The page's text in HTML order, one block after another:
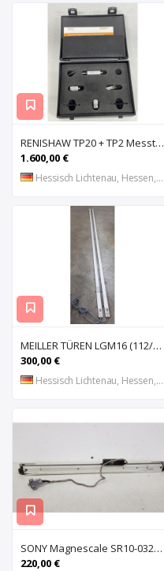
RENISHAW TP20 + TP2 Messtaster für Messmaschine, Messkopf, Probe Kit,
1.600,00 €
Hessisch Lichtenau, Hessen, DE
MEILLER TÜREN LGM16 (112/2000 S) (112/2000 E) Lichtgitter, Sicherheits-Lichtvorhang, Lichtschran
300,00 €
Hessisch Lichtenau, Hessen, DE
SONY Magnescale SR10-032 Magnetisches Längenmesssystem, Maßstab, Längenmess
220,00 €